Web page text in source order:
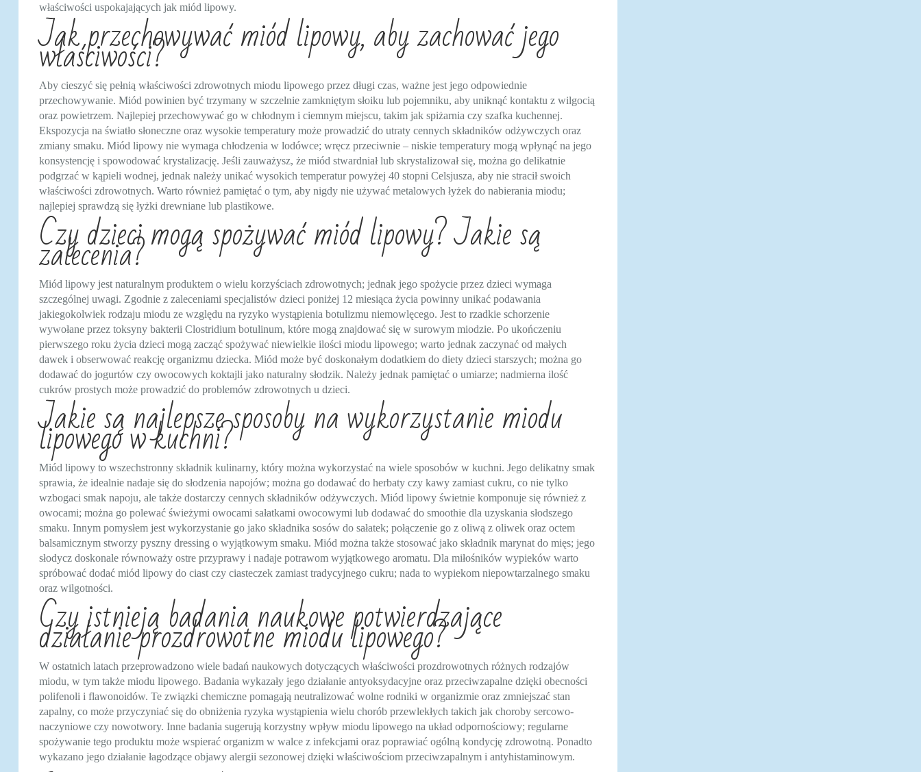
właściwości uspokajających jak miód lipowy.
Jak przechowywać miód lipowy, aby zachować jego
właściwości?
Aby cieszyć się pełnią właściwości zdrowotnych miodu lipowego przez długi czas, ważne jest jego odpowiednie
przechowywanie. Miód powinien być trzymany w szczelnie zamkniętym słoiku lub pojemniku, aby uniknąć kontaktu z wilgocią
oraz powietrzem. Najlepiej przechowywać go w chłodnym i ciemnym miejscu, takim jak spiżarnia czy szafka kuchennej.
Ekspozycja na światło słoneczne oraz wysokie temperatury może prowadzić do utraty cennych składników odżywczych oraz
zmiany smaku. Miód lipowy nie wymaga chłodzenia w lodówce; wręcz przeciwnie – niskie temperatury mogą wpłynąć na jego
konsystencję i spowodować krystalizację. Jeśli zauważysz, że miód stwardniał lub skrystalizował się, można go delikatnie
podgrzać w kąpieli wodnej, jednak należy unikać wysokich temperatur powyżej 40 stopni Celsjusza, aby nie stracił swoich
właściwości zdrowotnych. Warto również pamiętać o tym, aby nigdy nie używać metalowych łyżek do nabierania miodu;
najlepiej sprawdzą się łyżki drewniane lub plastikowe.
Czy dzieci mogą spożywać miód lipowy? Jakie są
zalecenia?
Miód lipowy jest naturalnym produktem o wielu korzyściach zdrowotnych; jednak jego spożycie przez dzieci wymaga
szczególnej uwagi. Zgodnie z zaleceniami specjalistów dzieci poniżej 12 miesiąca życia powinny unikać podawania
jakiegokolwiek rodzaju miodu ze względu na ryzyko wystąpienia botulizmu niemowlęcego. Jest to rzadkie schorzenie
wywołane przez toksyny bakterii Clostridium botulinum, które mogą znajdować się w surowym miodzie. Po ukończeniu
pierwszego roku życia dzieci mogą zacząć spożywać niewielkie ilości miodu lipowego; warto jednak zaczynać od małych
dawek i obserwować reakcję organizmu dziecka. Miód może być doskonałym dodatkiem do diety dzieci starszych; można go
dodawać do jogurtów czy owocowych koktajli jako naturalny słodzik. Należy jednak pamiętać o umiarze; nadmierna ilość
cukrów prostych może prowadzić do problemów zdrowotnych u dzieci.
Jakie są najlepsze sposoby na wykorzystanie miodu
lipowego w kuchni?
Miód lipowy to wszechstronny składnik kulinarny, który można wykorzystać na wiele sposobów w kuchni. Jego delikatny smak
sprawia, że idealnie nadaje się do słodzenia napojów; można go dodawać do herbaty czy kawy zamiast cukru, co nie tylko
wzbogaci smak napoju, ale także dostarczy cennych składników odżywczych. Miód lipowy świetnie komponuje się również z
owocami; można go polewać świeżymi owocami sałatkami owocowymi lub dodawać do smoothie dla uzyskania słodszego
smaku. Innym pomysłem jest wykorzystanie go jako składnika sosów do sałatek; połączenie go z oliwą z oliwek oraz octem
balsamicznym stworzy pyszny dressing o wyjątkowym smaku. Miód można także stosować jako składnik marynat do mięs; jego
słodycz doskonale równoważy ostre przyprawy i nadaje potrawom wyjątkowego aromatu. Dla miłośników wypieków warto
spróbować dodać miód lipowy do ciast czy ciasteczek zamiast tradycyjnego cukru; nada to wypiekom niepowtarzalnego smaku
oraz wilgotności.
Czy istnieją badania naukowe potwierdzające
działanie prozdrowotne miodu lipowego?
W ostatnich latach przeprowadzono wiele badań naukowych dotyczących właściwości prozdrowotnych różnych rodzajów
miodu, w tym także miodu lipowego. Badania wykazały jego działanie antyoksydacyjne oraz przeciwzapalne dzięki obecności
polifenoli i flawonoidów. Te związki chemiczne pomagają neutralizować wolne rodniki w organizmie oraz zmniejszać stan
zapalny, co może przyczyniać się do obniżenia ryzyka wystąpienia wielu chorób przewlekłych takich jak choroby sercowo-
naczyniowe czy nowotwory. Inne badania sugerują korzystny wpływ miodu lipowego na układ odpornościowy; regularne
spożywanie tego produktu może wspierać organizm w walce z infekcjami oraz poprawiać ogólną kondycję zdrowotną. Ponadto
wykazano jego działanie łagodzące objawy alergii sezonowej dzięki właściwościom przeciwzapalnym i antyhistaminowym.